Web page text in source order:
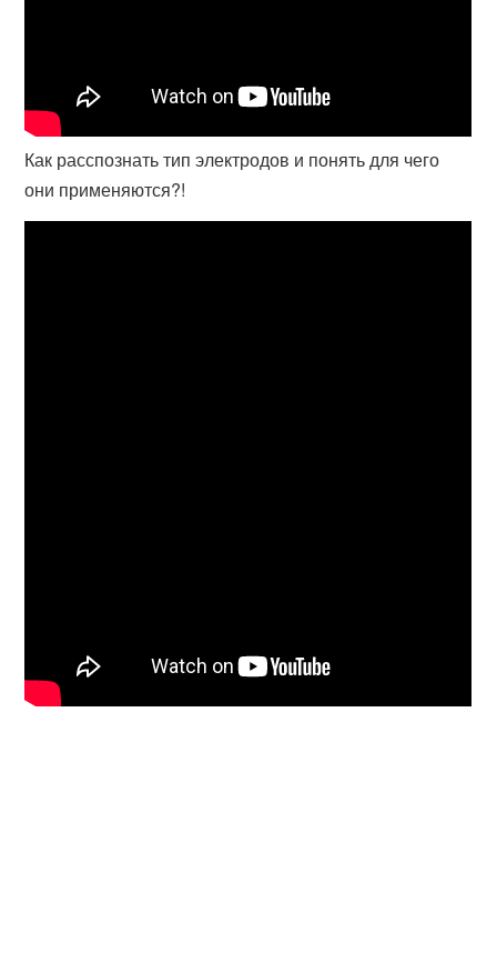
Как расспознать тип электродов и понять для чего
они применяются?!